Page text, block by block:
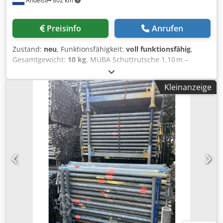
Flexible Abnahme: einzeln oder als Paket, auch als Mix mit
anderen Längen möglich Sicherer & professioneller
Gabelstaplerservice bei Abholung verfügbar Interesse
geweckt? Kontaktieren Sie uns, wenn Sie: Preise pro Länge
oder im Paket erfahren möchten zusätzliche Fotos oder
technische Informationen wünschen
Preisinfo Anrufen
Zustand: neu, Funktionsfähigkeit: voll funktionsfähig,
Gesamtgewicht: 10 kg, MUBA Schuttrutsche 1,10 m –
robustes, modulares und sicheres Abfalltransportsystem
Diese MUBA Schuttrutsche mit einer Länge von 1,10 m
besteht aus Polyethylen und verfügt über einen
variierenden Durchmesser von 0,50 m oben bis 0,40 m
unten. Speziell entwickelt für den effizienten und sicheren
Transport von Bauschutt, Abfall oder Steinen von höheren
Stockwerken zum Boden oder in Sammelcontainer.
Wesentliche Merkmale - Langlebiges Material: robustes
Polyethylen, stoß- und verschleißfest - Modular & flexibel:
einfache Verbindung über zwei Ketten pro Segment -
Sicherheit an erster Stelle: Verstärkungsrippen in den
Verschleißzonen und Kettensicherung mit Karabinerhaken
- Effizienz & Sauberkeit: verhindert Streuung von Schutt,
sorgt für schnelleren und saubereren Abtransport -
Kompatibilität: geeignet für die Befestigung an Gerüsten,
Kleinanzeige